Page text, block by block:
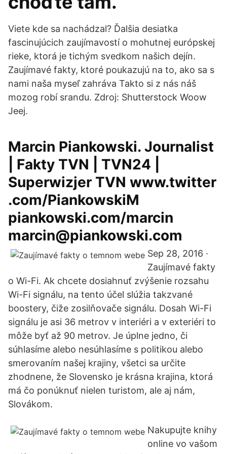
Viete kde sa nachádzal? Ďalšia desiatka
fascinujúcich zaujímavostí o mohutnej európskej
rieke, ktorá je tichým svedkom našich dejín.
Zaujímavé fakty, ktoré poukazujú na to, ako sa s
nami naša myseľ zahráva Takto si z nás náš
mozog robí srandu. Zdroj: Shutterstock Woow
Jeej.
Marcin Piankowski. Journalist
| Fakty TVN | TVN24 |
Superwizjer TVN www.twitter
.com/PiankowskiM
piankowski.com/marcin
marcin@piankowski.com
Sep 28, 2016 ·
Zaujímavé fakty
o Wi-Fi. Ak chcete dosiahnuť zvýšenie rozsahu
Wi-Fi signálu, na tento účel slúžia takzvané
boostery, čiže zosilňovače signálu. Dosah Wi-Fi
signálu je asi 36 metrov v interiéri a v exteriéri to
môže byť až 90 metrov. Je úplne jedno, či
súhlasíme alebo nesúhlasíme s politikou alebo
smerovaním našej krajiny, všetci sa určite
zhodnene, že Slovensko je krásna krajina, ktorá
má čo ponúknuť nielen turistom, ale aj nám,
Slovákom.
Nakupujte knihy
online vo vašom